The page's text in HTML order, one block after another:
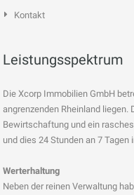
Kontakt
Leistungsspektrum
Die Xcorp Immobilien GmbH
angrenzenden Rheinland
Bewirtschaftung und ein
und dies 24 Stunden an 7 Tagen
Werterhaltung
Neben der reinen Verwaltung